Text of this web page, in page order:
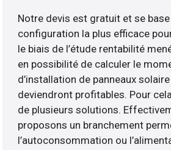
Notre devis est gratuit et se
configuration la plus efficace
le biais de l’étude rentabilité
en possibilité de calculer le
d’installation de panneaux
deviendront profitables. Pour
de plusieurs solutions.
proposons un branchement
l’autoconsommation ou